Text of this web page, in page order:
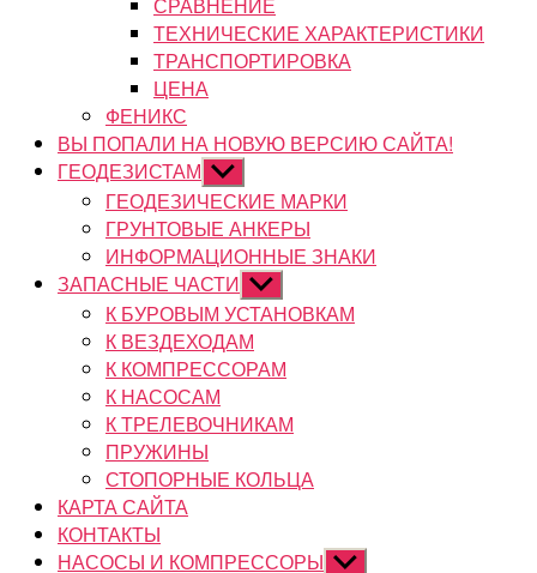
ТЕХНИЧЕСКИЕ ХАРАКТЕРИСТИКИ
ТРАНСПОРТИРОВКА
ЦЕНА
ФЕНИКС
ВЫ ПОПАЛИ НА НОВУЮ ВЕРСИЮ САЙТА!
ГЕОДЕЗИСТАМ Показывать
подменю
ГЕОДЕЗИЧЕСКИЕ МАРКИ
ГРУНТОВЫЕ АНКЕРЫ
ИНФОРМАЦИОННЫЕ ЗНАКИ
ЗАПАСНЫЕ ЧАСТИ Показывать
подменю
К БУРОВЫМ УСТАНОВКАМ
К ВЕЗДЕХОДАМ
К КОМПРЕССОРАМ
К НАСОСАМ
К ТРЕЛЕВОЧНИКАМ
ПРУЖИНЫ
СТОПОРНЫЕ КОЛЬЦА
КАРТА САЙТА
КОНТАКТЫ
НАСОСЫ И КОМПРЕССОРЫ Показывать